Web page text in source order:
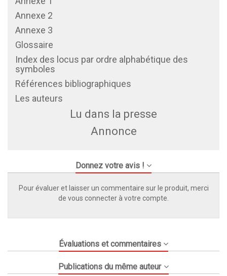
Annexe 2
Annexe 3
Glossaire
Index des locus par ordre alphabétique des
symboles
Références bibliographiques
Les auteurs
Lu dans la presse
Annonce
Donnez votre avis !
Pour évaluer et laisser un commentaire sur le produit, merci
de vous connecter à votre compte.
Évaluations et commentaires
Publications du même auteur